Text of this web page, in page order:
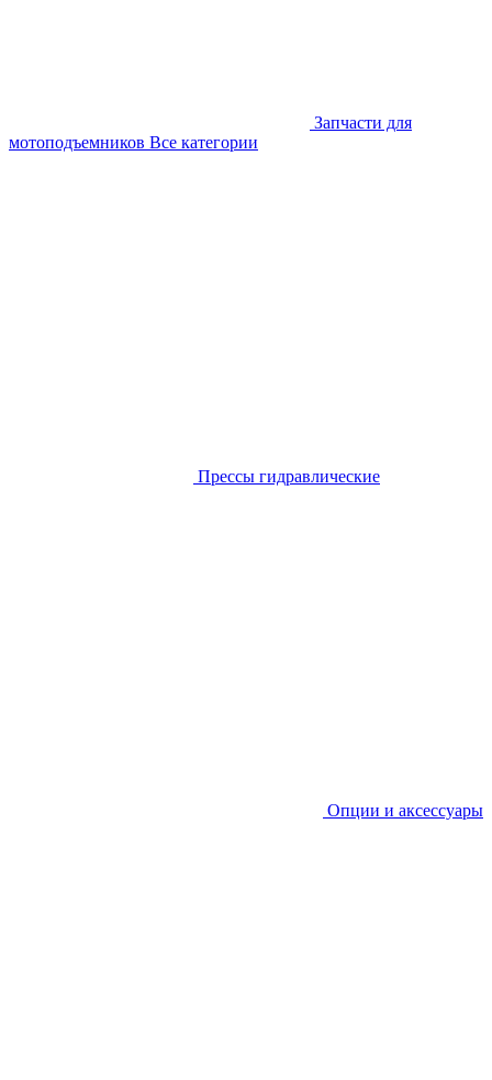
Запчасти для
мотоподъемников Все категории
Прессы гидравлические
Опции и аксессуары